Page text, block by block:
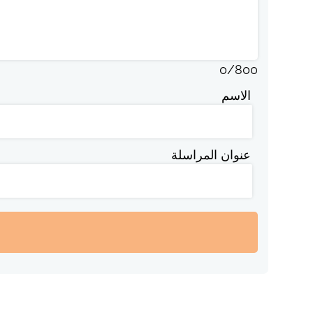
0/800
الاسم
عنوان المراسلة